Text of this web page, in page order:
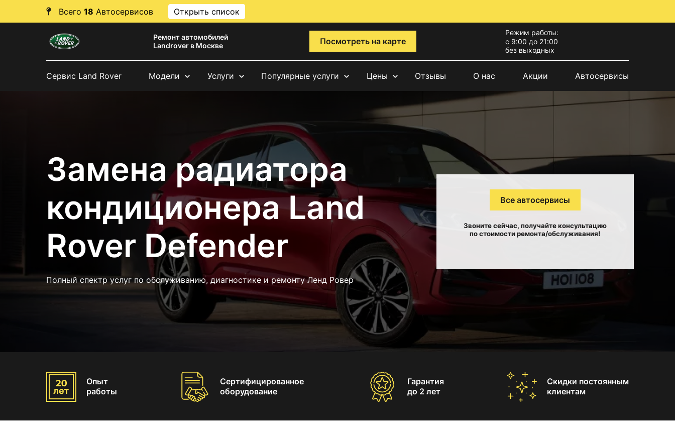
Всего 18 Автосервисов Открыть список
Ремонт автомобилей
Landrover в Москве
Посмотреть на карте
Режим работы:
с 9:00 до 21:00
без выходных
Сервис Land Rover Модели Услуги Популярные услуги Цены Отзывы О нас Акции Автосервисы
Замена радиатора
кондиционера Land
Rover Defender
Полный спектр услуг по обслуживанию, диагностике и ремонту Ленд Ровер
Все автосервисы
Звоните сейчас, получайте консультацию
по стоимости ремонта/обслуживания!
Опыт
работы
Сертифицированное
оборудование
Гарантия
до 2 лет
Скидки постоянным
клиентам